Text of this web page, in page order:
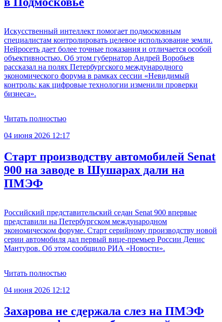
Искусственный интеллект помогает подмосковным
специалистам контролировать целевое использование земли.
Нейросеть дает более точные показания и отличается особой
объективностью. Об этом губернатор Андрей Воробьев
рассказал на полях Петербургского международного
экономического форума в рамках сессии «Невидимый
контроль: как цифровые технологии изменили проверки
бизнеса».
Читать полностью
04 июня 2026 12:17
Старт производству автомобилей Senat
900 на заводе в Шушарах дали на
ПМЭФ
Российский представительский седан Senat 900 впервые
представили на Петербургском международном
экономическом форуме. Старт серийному производству новой
серии автомобиля дал первый вице-премьер России Денис
Мантуров. Об этом сообщило РИА «Новости».
Читать полностью
04 июня 2026 12:12
Захарова не сдержала слез на ПМЭФ